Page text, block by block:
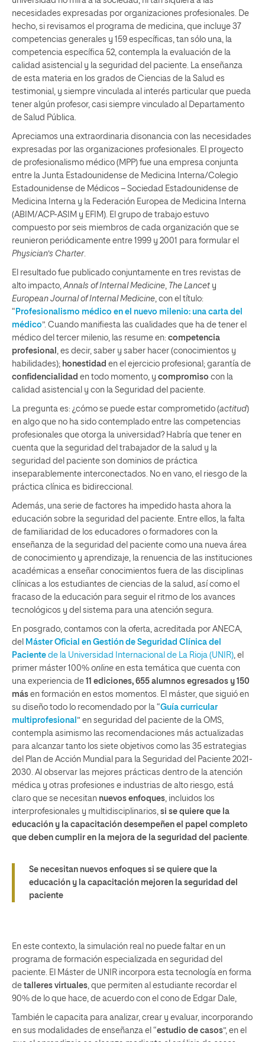
necesidades expresadas por organizaciones profesionales. De
hecho, si revisamos el programa de medicina, que incluye 37
competencias generales y 159 específicas, tan sólo una, la
competencia específica 52, contempla la evaluación de la
calidad asistencial y la seguridad del paciente. La enseñanza
de esta materia en los grados de Ciencias de la Salud es
testimonial, y siempre vinculada al interés particular que pueda
tener algún profesor, casi siempre vinculado al Departamento
de Salud Pública.
Apreciamos una extraordinaria disonancia con las necesidades
expresadas por las organizaciones profesionales. El proyecto
de profesionalismo médico (MPP) fue una empresa conjunta
entre la Junta Estadounidense de Medicina Interna/Colegio
Estadounidense de Médicos – Sociedad Estadounidense de
Medicina Interna y la Federación Europea de Medicina Interna
(ABIM/ACP-ASIM y EFIM). El grupo de trabajo estuvo
compuesto por seis miembros de cada organización que se
reunieron periódicamente entre 1999 y 2001 para formular el
Physician’s Charter.
El resultado fue publicado conjuntamente en tres revistas de
alto impacto, Annals of Internal Medicine The Lancet y
European Journal of Internal Medicine , con el título:
“ Profesionalismo médico en el nuevo milenio: una carta del
médico”. Cuando manifiesta las cualidades que ha de tener el
médico del tercer milenio, las resume en: competencia
profesional
, es decir, saber y saber hacer (conocimientos y
habilidades); honestidad en el ejercicio profesional; garantía de
confidencialidad en todo momento, y compromiso con la
calidad asistencial y con la Seguridad del paciente.
La pregunta es: ¿cómo se puede estar comprometido (actitud)
en algo que no ha sido contemplado entre las competencias
profesionales que otorga la universidad? Habría que tener en
cuenta que la seguridad del trabajador de la salud y la
seguridad del paciente son dominios de práctica
inseparablemente interconectados. No en vano, el riesgo de la
práctica clínica es bidireccional.
Además, una serie de factores ha impedido hasta ahora la
educación sobre la seguridad del paciente. Entre ellos, la falta
de familiaridad de los educadores o formadores con la
enseñanza de la seguridad del paciente como una nueva área
de conocimiento y aprendizaje, la renuencia de las instituciones
académicas a enseñar conocimientos fuera de las disciplinas
clínicas a los estudiantes de ciencias de la salud, así como el
fracaso de la educación para seguir el ritmo de los avances
tecnológicos y del sistema para una atención segura.
En posgrado, contamos con la oferta, acreditada por ANECA,
del Máster Oficial en Gestión de Seguridad Clínica del
Paciente de la Universidad Internacional de La Rioja (UNIR) , el
primer máster 100% online en esta temática que cuenta con
una experiencia de 11 ediciones, 655 alumnos egresados y 150
más en formación en estos momentos. El máster, que siguió en
su diseño todo lo recomendado por la “Guía curricular
multiprofesional ” en seguridad del paciente de la OMS,
contempla asimismo las recomendaciones más actualizadas
para alcanzar tanto los siete objetivos como las 35 estrategias
del Plan de Acción Mundial para la Seguridad del Paciente 2021-
2030. Al observar las mejores prácticas dentro de la atención
médica y otras profesiones e industrias de alto riesgo, está
claro que se necesitan nuevos enfoques , incluidos los
interprofesionales y multidisciplinarios, si se quiere que la
educación y la capacitación desempeñen el papel completo
que deben cumplir en la mejora de la seguridad del paciente
Se necesitan nuevos enfoques si se quiere que la
educación y la capacitación mejoren la seguridad del
paciente
En este contexto, la simulación real no puede faltar en un
programa de formación especializada en seguridad del
paciente. El Máster de UNIR incorpora esta tecnología en forma
de talleres virtuales , que permiten al estudiante recordar el
90% de lo que hace, de acuerdo con el cono de Edgar Dale,
También le capacita para analizar, crear y evaluar, incorporando
en sus modalidades de enseñanza el “estudio de casos”, en el